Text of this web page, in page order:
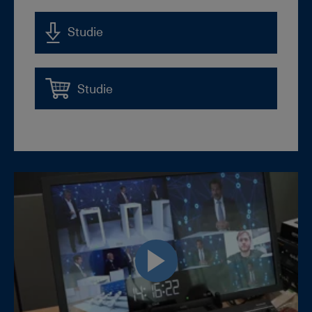
Studie
Studie